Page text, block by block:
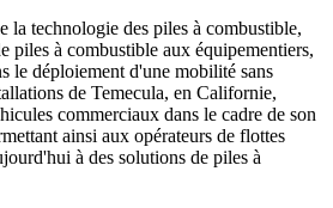
la technologie des piles à combustible,
piles à combustible aux équipementiers,
le déploiement d'une mobilité sans
de Temecula, en Californie,
commerciaux dans le cadre de son
ainsi aux opérateurs de flottes
à des solutions de piles à